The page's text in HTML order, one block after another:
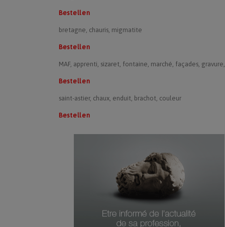
Bestellen
bretagne, chauris, migmatite
Bestellen
MAF, apprenti, sizaret, fontaine, marché, façades,
Bestellen
saint-astier, chaux, enduit, brachot, couleur
Bestellen